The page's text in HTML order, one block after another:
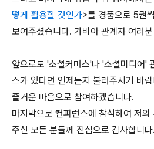
떻게 활용할 것인가>를 경품으로 5권
보여주셨습니다. 가비아 관계자 여러
앞으로도 '소셜커머스'나 '소셜미디어'
스가 있다면 언제든지 불러주시기 바
즐거운 마음으로 참여하겠습니다.
마지막으로 컨퍼런스에 참석하여 저
주신 모든 분들께 진심으로 감사합니다.